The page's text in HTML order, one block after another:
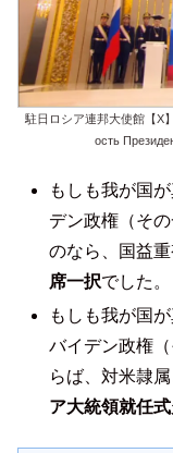
駐日ロシア連邦大使館【X
ость
もしも我が国
デン政権（そ
のなら、国益
席一択でした。
もしも我が国
バイデン政権
らば、対米隷
ア大統領就任式